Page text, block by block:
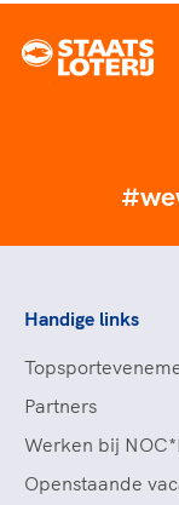
Handige links
Partners
Werken bij
Openstaande